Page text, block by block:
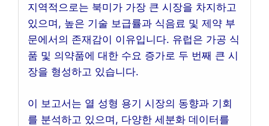
지역적으로는 북미가 가장 큰 시장을 차지하고
있으며, 높은 기술 보급률과 식음료 및 제약 부
문에서의 존재감이 이유입니다. 유럽은 가공 식
품 및 의약품에 대한 수요 증가로 두 번째 큰 시
장을 형성하고 있습니다.
이 보고서는 열 성형 용기 시장의 동향과 기회
를 분석하고 있으며, 다양한 세분화 데이터를